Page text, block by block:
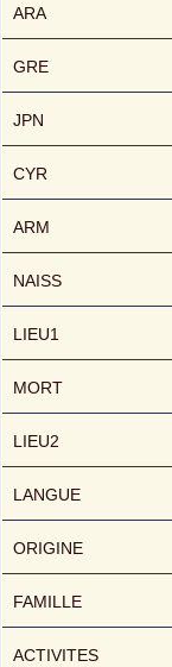
ARA
GRE
JPN
CYR
ARM
NAISS
LIEU1
MORT
LIEU2
LANGUE
ORIGINE
FAMILLE
ACTIVITES